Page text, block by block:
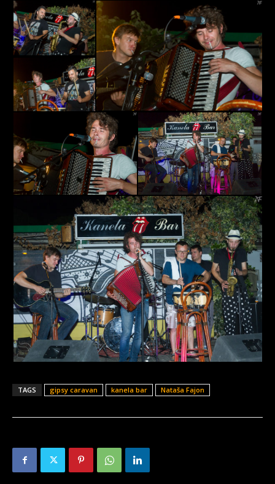
TAGS gipsy caravan kanela bar Nataša Fajon